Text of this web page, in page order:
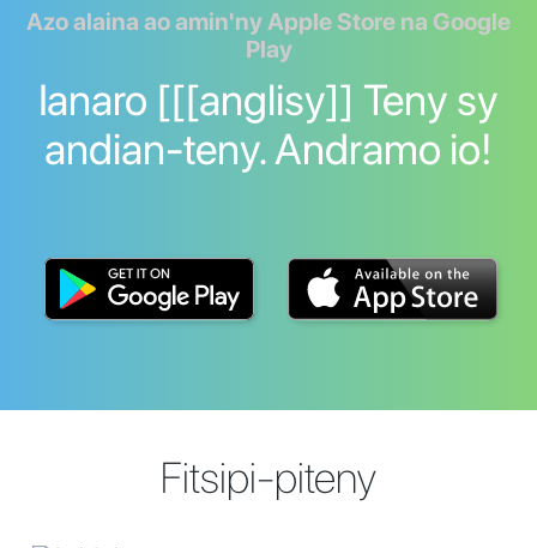
Azo alaina ao amin'ny Apple Store na Google
Play
Ianaro [[[anglisy]] Teny sy
andian-teny. Andramo io!
Fitsipi-piteny